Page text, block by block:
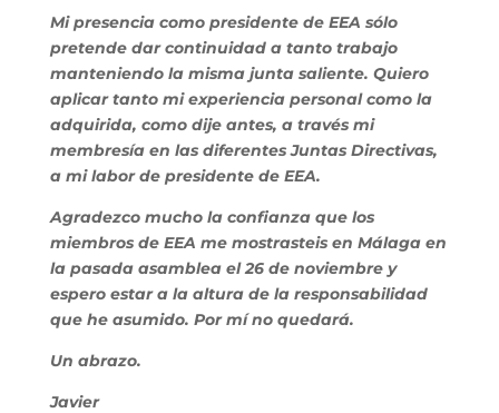
Mi presencia como presidente de EEA sólo
pretende dar continuidad a tanto trabajo
manteniendo la misma junta saliente. Quiero
aplicar tanto mi experiencia personal como la
adquirida, como dije antes, a través mi
membresía en las diferentes Juntas Directivas,
a mi labor de presidente de EEA.
Agradezco mucho la confianza que los
miembros de EEA me mostrasteis en Málaga en
la pasada asamblea el 26 de noviembre y
espero estar a la altura de la responsabilidad
que he asumido. Por mí no quedará.
Un abrazo.
Javier